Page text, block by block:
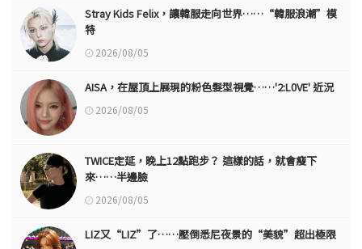
Stray Kids Felix，讓韓服走向世界……“韓服浪潮”模
特
2026/08/05
AISA，在屋頂上展現的粉色髮型視覺……'2:L0VE' 近況
2026/08/05
TWICE定延，晚上12點跑步？ 這樣的話，就會瘦下
來……半邊臉
2026/08/05
LIZ又“LIZ”了……壓倒悉尼夜景的“美貌”超出極限